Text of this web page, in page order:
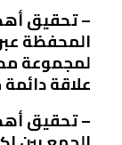
– تحقيق
المحفظة
لمجموعة
علاقة
– تحقيق